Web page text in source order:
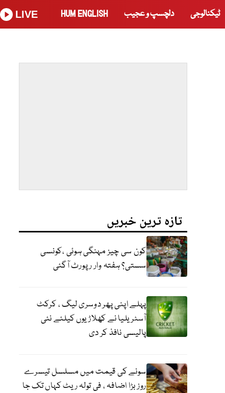
ٹیکنالوجی دلچسپ و عجیب HUM ENGLISH
LIVE
تازہ ترین خبریں
کون سی چیز مہنگی ہوئی ،کونسی
سستی؟ ہفتہ وار رپورٹ آگئی
پہلے اپنی پھر دوسری لیگ ، کرکٹ
آسٹریلیا نے کھلاڑیوں کیلئے نئی
پالیسی نافذ کر دی
سونے کی قیمت میں مسلسل تیسرے
روز بڑا اضافہ ، فی تولہ ریٹ کہاں تک جا